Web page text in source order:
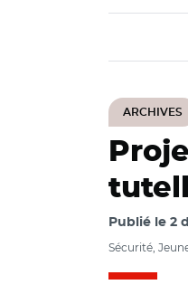
ARCHIVES
Publié le 2
Sécurité,